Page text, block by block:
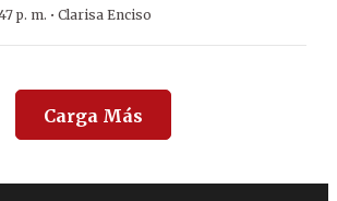
p. m. · Clarisa Enciso
Carga Más